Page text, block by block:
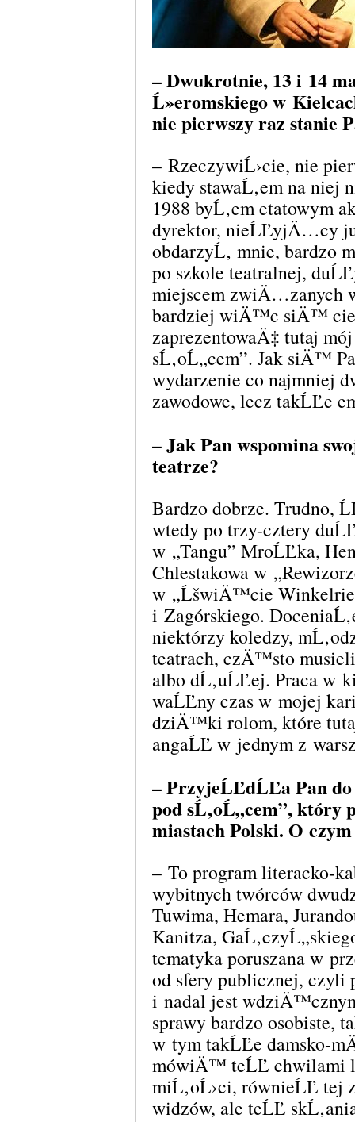
– Dwukrotnie, 13 i 14
Ĺ»eromskiego w
nie pierwszy raz stanie
– RzeczywiĹ›cie, nie
kiedy stawaĹ‚em na niej
1988 byĹ‚em etatowym
dyrektor, nieĹĽyjÄ…cy
obdarzyĹ‚ mnie, bardzo
po szkole teatralnej,
miejscem zwiÄ…zanych
bardziej wiÄ™c siÄ™
zaprezentowaÄ‡ tutaj
sĹ‚oĹ„cem”. Jak siÄ™
wydarzenie co najmniej
zawodowe, lecz takĹĽe
– Jak Pan wspomina
teatrze?
Bardzo dobrze. Trudno,
wtedy po trzy-cztery
w „Tangu” MroĹĽka,
Chlestakowa w
w „ĹšwiÄ™cie
i Zagórskiego.
niektórzy koledzy,
teatrach, czÄ™sto
albo dĹ‚uĹĽej. Praca w
waĹĽny czas w mojej
dziÄ™ki rolom, które
angaĹĽ w jednym z
– PrzyjeĹĽdĹĽa Pan
pod sĹ‚oĹ„cem”, który
miastach Polski. O
– To program literacko-
wybitnych twórców
Tuwima, Hemara,
Kanitza,
tematyka poruszana w
od sfery publicznej, czyli
i nadal jest
sprawy bardzo
w tym takĹĽe damsko-
mówiÄ™ teĹĽ chwilami
miĹ‚oĹ›ci, równieĹĽ tej
widzów, ale teĹĽ